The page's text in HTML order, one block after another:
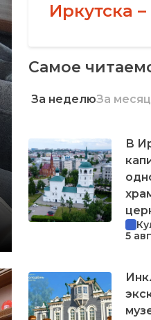
Иркутска –
Самое
За неделюЗа месяц
В
5